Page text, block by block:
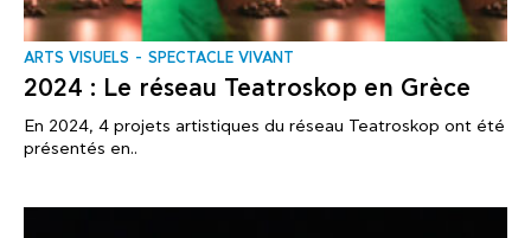
ARTS VISUELS SPECTACLE VIVANT
2024 : Le réseau Teatroskop en Grèce
En 2024, 4 projets artistiques du réseau Teatroskop ont été
présentés en..